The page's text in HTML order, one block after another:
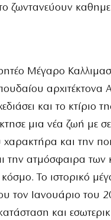
ζωντανεύουν
Μέγαρο
αρχιτέκτονα
και το κτίριο
μια νέα ζωή με
χαρακτήρα και την
την ατμόσφαιρα
Το ιστορικό
τον Ιανουάριο του
και